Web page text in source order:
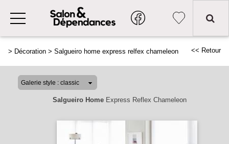
> Décoration > Salgueiro home express relfex chameleon << Retour
Salgueiro HomeExpress Reflex Chameleon